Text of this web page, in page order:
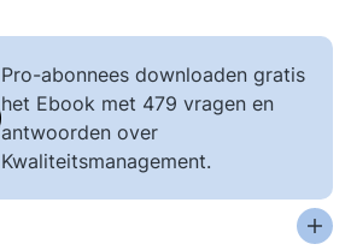
Pro-abonnees downloaden gratis
het Ebook met 479 vragen en
antwoorden over
Kwaliteitsmanagement.